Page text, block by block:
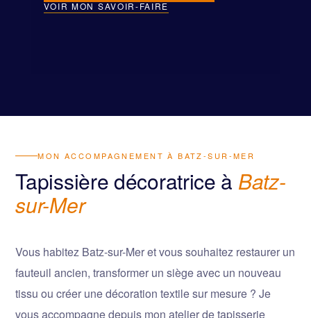
VOIR MON SAVOIR-FAIRE
MON ACCOMPAGNEMENT À BATZ-SUR-MER
Tapissière décoratrice à Batz-
sur-Mer
Vous habitez Batz-sur-Mer et vous souhaitez restaurer un
fauteuil ancien, transformer un siège avec un nouveau
tissu ou créer une décoration textile sur mesure ? Je
vous accompagne depuis mon atelier de tapisserie